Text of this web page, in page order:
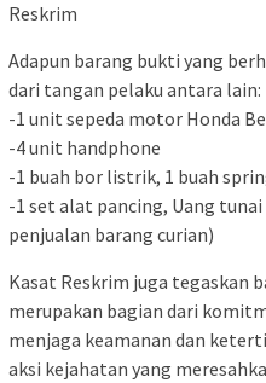
Reskrim
Adapun barang bukti yang
dari tangan pelaku antara lain:
-1 unit sepeda motor Honda
-4 unit handphone
-1 buah bor listrik, 1 buah
-1 set alat pancing, Uang tunai
penjualan barang curian)
Kasat Reskrim juga tegaskan
merupakan bagian dari
menjaga keamanan dan
aksi kejahatan yang